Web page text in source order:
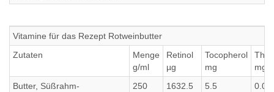
Vitamine für das Rezept Rotweinbutter
Zutaten
Menge
g/ml
Retinol
µg
Tocopherol
mg
mg
Butter, Süßrahm-
250 1632.5 5.5